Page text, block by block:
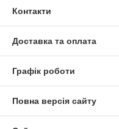
Контакти
Доставка та оплата
Графік роботи
Повна версія сайту